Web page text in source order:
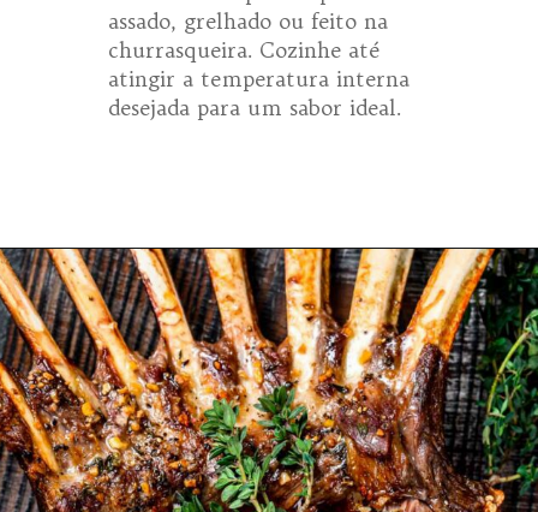
assado, grelhado ou feito na
churrasqueira. Cozinhe até
atingir a temperatura interna
desejada para um sabor ideal.